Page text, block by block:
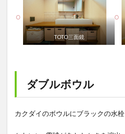
TOTO三面鏡
ダブルボウル
カクダイのボウルにブラックの水栓